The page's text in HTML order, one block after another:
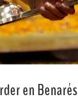
en Benarés